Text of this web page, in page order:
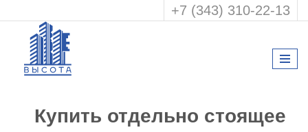
+7 (343) 310-22-13
Купить отдельно стоящее